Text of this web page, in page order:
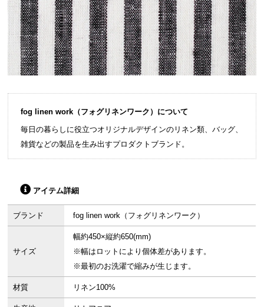
fog linen work（フォグリネンワーク）について
毎日の暮らしに役立つオリジナルデザインのリネン類、バッグ、
雑貨などの製品を生み出すプロダクトブランド。
アイテム詳細
ブランド fog linen work（フォグリネンワーク）
サイズ
幅約450×縦約650(mm)
※幅はロットにより個体差があります。
※最初のお洗濯で縮みが生じます。
材質 リネン100%